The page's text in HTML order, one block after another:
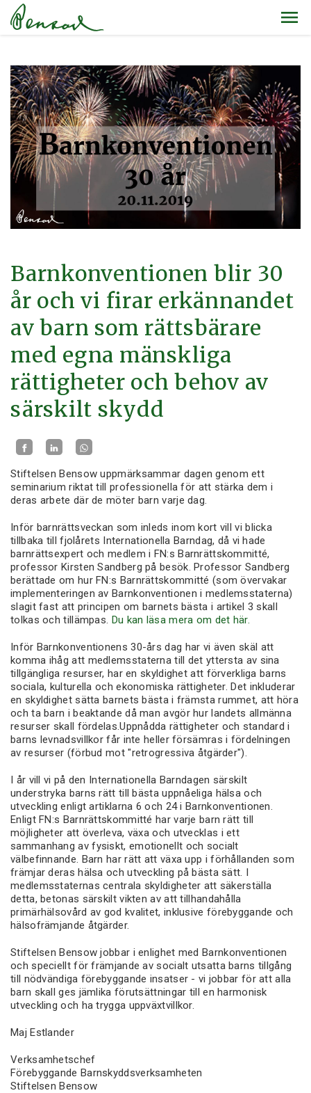
Barnkonventionen blir 30
år och vi firar erkännandet
av barn som rättsbärare
med egna mänskliga
rättigheter och behov av
särskilt skydd
Stiftelsen Bensow uppmärksammar dagen genom ett
seminarium riktat till professionella för att stärka dem i
deras arbete där de möter barn varje dag.
Inför barnrättsveckan som inleds inom kort vill vi blicka
tillbaka till fjolårets Internationella Barndag, då vi hade
barnrättsexpert och medlem i FN:s Barnrättskommitté,
professor Kirsten Sandberg på besök. Professor Sandberg
berättade om hur FN:s Barnrättskommitté (som övervakar
implementeringen av Barnkonventionen i medlemsstaterna)
slagit fast att principen om barnets bästa i artikel 3 skall
tolkas och tillämpas. Du kan läsa mera om det här.
Inför Barnkonventionens 30-års dag har vi även skäl att
komma ihåg att medlemsstaterna till det yttersta av sina
tillgängliga resurser, har en skyldighet att förverkliga barns
sociala, kulturella och ekonomiska rättigheter. Det inkluderar
en skyldighet sätta barnets bästa i främsta rummet, att höra
och ta barn i beaktande då man avgör hur landets allmänna
resurser skall fördelas.Uppnådda rättigheter och standard i
barns levnadsvillkor får inte heller försämras i fördelningen
av resurser (förbud mot "retrogressiva åtgärder").
I år vill vi på den Internationella Barndagen särskilt
understryka barns rätt till bästa uppnåeliga hälsa och
utveckling enligt artiklarna 6 och 24 i Barnkonventionen.
Enligt FN:s Barnrättskommitté har varje barn rätt till
möjligheter att överleva, växa och utvecklas i ett
sammanhang av fysiskt, emotionellt och socialt
välbefinnande. Barn har rätt att växa upp i förhållanden som
främjar deras hälsa och utveckling på bästa sätt. I
medlemsstaternas centrala skyldigheter att säkerställa
detta, betonas särskilt vikten av att tillhandahålla
primärhälsovård av god kvalitet, inklusive förebyggande och
hälsofrämjande åtgärder.
Stiftelsen Bensow jobbar i enlighet med Barnkonventionen
och speciellt för främjande av socialt utsatta barns tillgång
till nödvändiga förebyggande insatser - vi jobbar för att alla
barn skall ges jämlika förutsättningar till en harmonisk
utveckling och ha trygga uppväxtvillkor.
Maj Estlander
Verksamhetschef
Förebyggande Barnskyddsverksamheten
Stiftelsen Bensow